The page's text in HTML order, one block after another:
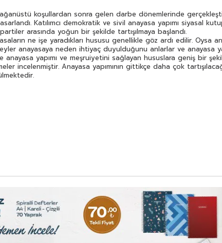
koşullardan sonra gelen darbe dönemlerinde gerçekleşti.
Katılımcı demokratik ve sivil anayasa yapımı siyasal
arasında yoğun bir şekilde tartışılmaya başlandı.
ne işe yaradıkları hususu genellikle göz ardı edilir. Oysa
anayasaya neden ihtiyaç duyulduğunu anlarlar ve anayasa
yapımı ve meşruiyetini sağlayan hususlara geniş bir
incelenmiştir. Anayasa yapımının gittikçe daha çok